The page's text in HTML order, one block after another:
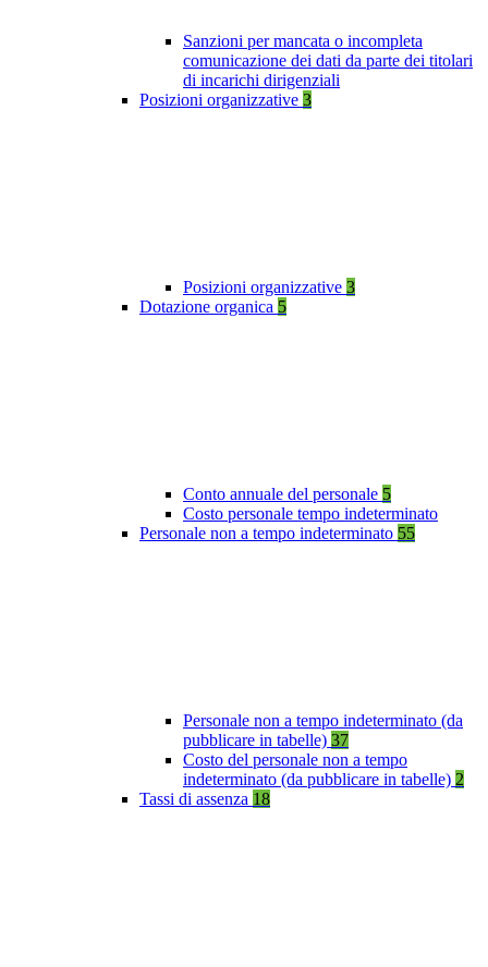
Sanzioni per mancata o incompleta
comunicazione dei dati da parte dei titolari
di incarichi dirigenziali
Posizioni organizzative 3
Posizioni organizzative 3
Dotazione organica 5
Conto annuale del personale 5
Costo personale tempo indeterminato
Personale non a tempo indeterminato 55
Personale non a tempo indeterminato (da
pubblicare in tabelle) 37
Costo del personale non a tempo
indeterminato (da pubblicare in tabelle) 2
Tassi di assenza 18